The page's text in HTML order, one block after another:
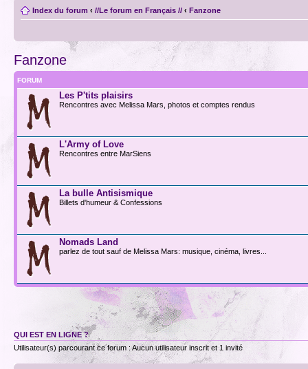
Index du forum ‹ //Le forum en Français // ‹ Fanzone
Fanzone
FORUM
Les P'tits plaisirs
Rencontres avec Melissa Mars, photos et comptes rendus
L'Army of Love
Rencontres entre MarSiens
La bulle Antisismique
Billets d'humeur & Confessions
Nomads Land
parlez de tout sauf de Melissa Mars: musique, cinéma, livres...
QUI EST EN LIGNE ?
Utilisateur(s) parcourant ce forum : Aucun utilisateur inscrit et 1 invité